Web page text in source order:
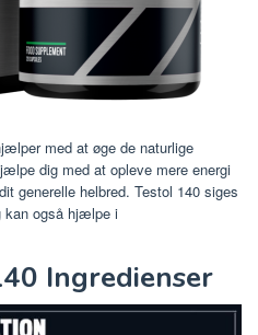
med at øge de naturlige
dig med at opleve mere energi
generelle helbred. Testol 140 siges
kan også hjælpe i
Ingredienser